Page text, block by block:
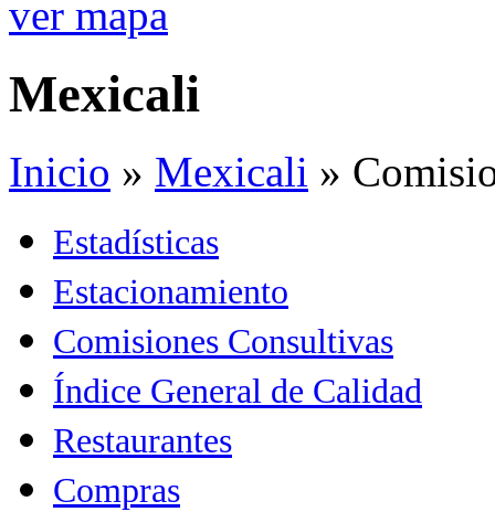
ver mapa
Mexicali
Inicio » Mexicali »
Estadísticas
Estacionamiento
Comisiones Consultivas
Índice General de Calidad
Restaurantes
Compras